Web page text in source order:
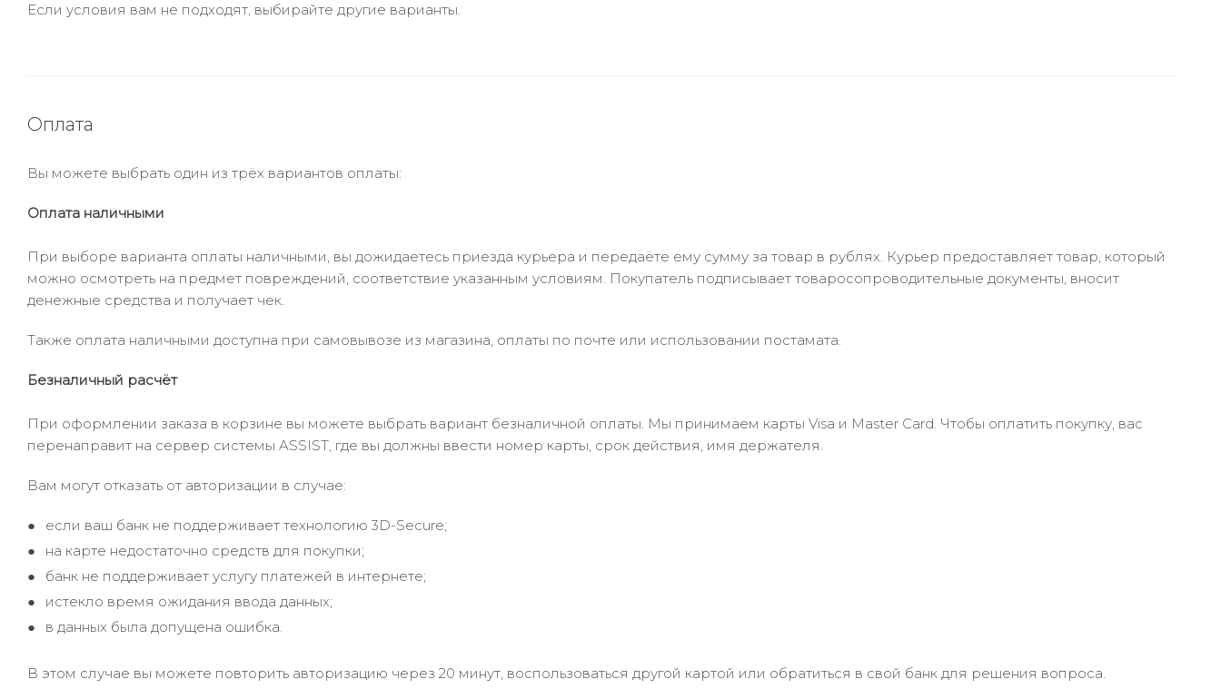
Если условия вам не подходят, выбирайте другие варианты.
Оплата
Вы можете выбрать один из трёх вариантов оплаты:
Оплата наличными
При выборе варианта оплаты наличными, вы дожидаетесь приезда курьера и передаёте ему сумму за товар в рублях. Курьер предоставляет товар, который
можно осмотреть на предмет повреждений, соответствие указанным условиям. Покупатель подписывает товаросопроводительные документы, вносит
денежные средства и получает чек.
Также оплата наличными доступна при самовывозе из магазина, оплаты по почте или использовании постамата.
Безналичный расчёт
При оформлении заказа в корзине вы можете выбрать вариант безналичной оплаты. Мы принимаем карты Visa и Master Card. Чтобы оплатить покупку, вас
перенаправит на сервер системы ASSIST, где вы должны ввести номер карты, срок действия, имя держателя.
Вам могут отказать от авторизации в случае:
если ваш банк не поддерживает технологию 3D-Secure;
на карте недостаточно средств для покупки;
банк не поддерживает услугу платежей в интернете;
истекло время ожидания ввода данных;
в данных была допущена ошибка.
В этом случае вы можете повторить авторизацию через 20 минут, воспользоваться другой картой или обратиться в свой банк для решения вопроса.